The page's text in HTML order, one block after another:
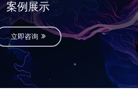
案例展示
立即咨询